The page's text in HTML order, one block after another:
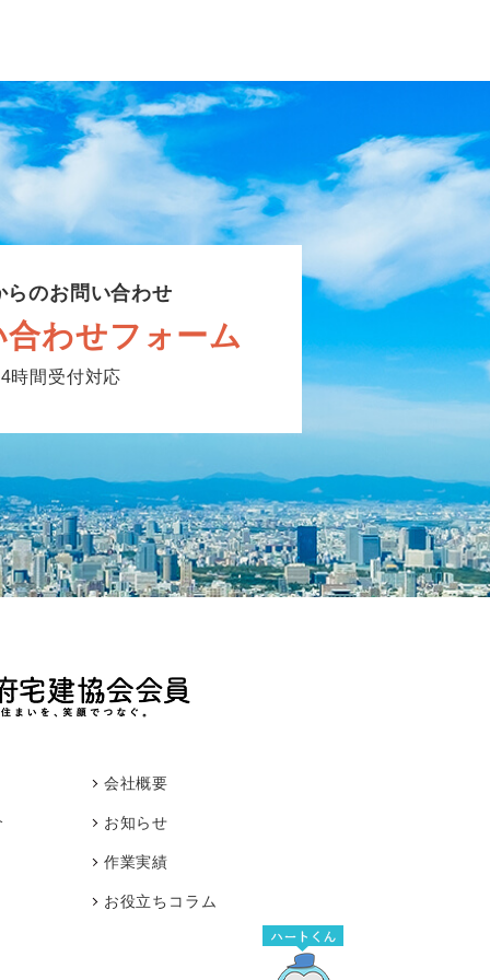
らのお問い合わせ
わせフォーム
時間受付対応
会社概要
お知らせ
作業実績
お役立ちコラム